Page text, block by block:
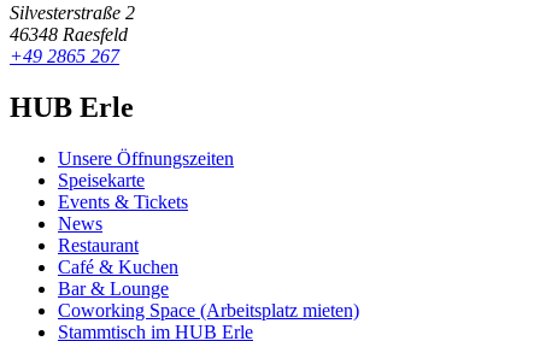
Silvesterstraße 2
46348 Raesfeld
+49 2865 267
HUB Erle
Unsere Öffnungszeiten
Speisekarte
Events & Tickets
News
Restaurant
Café & Kuchen
Bar & Lounge
Coworking Space (Arbeitsplatz mieten)
Stammtisch im HUB Erle